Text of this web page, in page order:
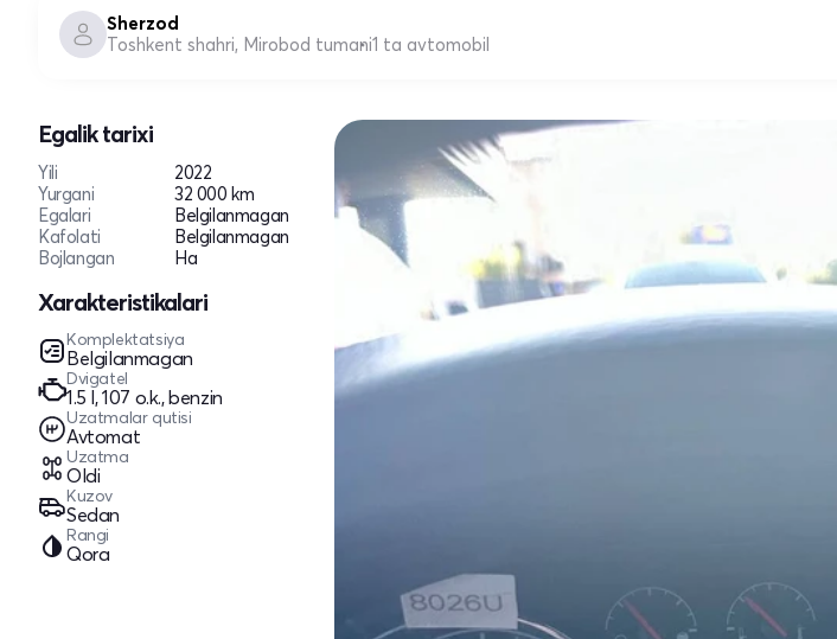
Sherzod
Toshkent shahri, Mirobod tumani1 ta avtomobil
Egalik tarixi
Yili
2022
Yurgani
32 000 km
Egalari
Belgilanmagan
Kafolati
Belgilanmagan
Bojlangan
Ha
Xarakteristikalari
Komplektatsiya
Belgilanmagan
Dvigatel
1.5 l, 107 o.k., benzin
Uzatmalar qutisi
Avtomat
Uzatma
Oldi
Kuzov
Sedan
Rangi
Qora